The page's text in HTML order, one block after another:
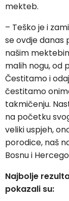
mekteb.
– Teško je i
se ovdje danas
našim
malih nogu, od
Čestitamo i
čestitamo
takmičenju.
na početku
veliki uspjeh,
porodice, naš
Bosnu i
Najbolje
pokazali su: